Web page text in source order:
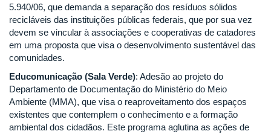
5.940/06, que demanda a separação dos resíduos sólidos
recicláveis das instituições públicas federais, que por sua vez
devem se vincular à associações e cooperativas de catadores
em uma proposta que visa o desenvolvimento sustentável das
comunidades.
Educomunicação (Sala Verde): Adesão ao projeto do
Departamento de Documentação do Ministério do Meio
Ambiente (MMA), que visa o reaproveitamento dos espaços
existentes que contemplem o conhecimento e a formação
ambiental dos cidadãos. Este programa aglutina as ações de